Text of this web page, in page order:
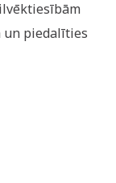
un piedalīties